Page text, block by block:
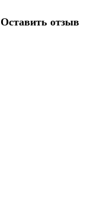
Оставить отзыв